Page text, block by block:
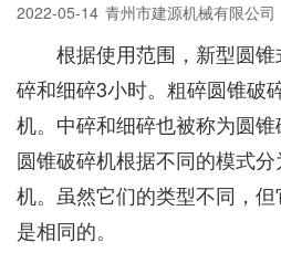
2022-05-14 青州市建源机械有限公司
根据使用范围，新型圆锥
碎和细碎3小时。粗碎圆锥破
机。中碎和细碎也被称为圆
圆锥破碎机根据不同的模式
机。虽然它们的类型不同，
是相同的。